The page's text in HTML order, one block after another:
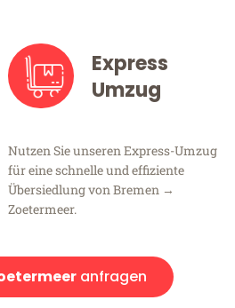
Express
Umzug
Nutzen Sie unseren Express-Umzug
für eine schnelle und effiziente
Übersiedlung von Bremen →
Zoetermeer.
anfragen